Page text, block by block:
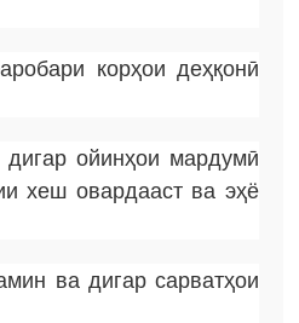
корҳои деҳқонӣ
ойинҳои мардумӣ
хеш овардааст ва эҳё
ва дигар сарватҳои